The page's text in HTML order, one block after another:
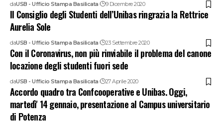
daUSB - Ufficio Stampa Basilicata 9 Dicembre 2020
Il Consiglio degli Studenti dell’Unibas ringrazia la Rettrice
Aurelia Sole
daUSB - Ufficio Stampa Basilicata 23 Settembre 2020
Con il Coronavirus, non più rinviabile il problema del canone
locazione degli studenti fuori sede
daUSB - Ufficio Stampa Basilicata 27 Aprile 2020
Accordo quadro tra Confcooperative e Unibas. Oggi,
martedì' 14 gennaio, presentazione al Campus universitario
di Potenza